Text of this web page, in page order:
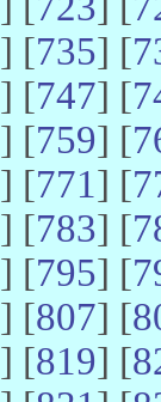
] [735] [
] [747] [
] [759] [
] [771] [
] [783] [
] [795] [
] [807] [
] [819] [